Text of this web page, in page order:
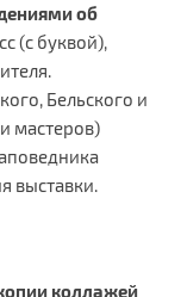
об
(с буквой),
Бельского и
мастеров)
выставки.
коллажей